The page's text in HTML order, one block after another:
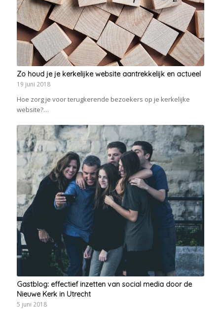
Zo houd je je kerkelijke website aantrekkelijk en actueel
19 juni 2018
Hoe zorg je voor terugkerende bezoekers op je kerkelijke
website?…
Gastblog: effectief inzetten van social media door de
Nieuwe Kerk in Utrecht
5 juni 2018